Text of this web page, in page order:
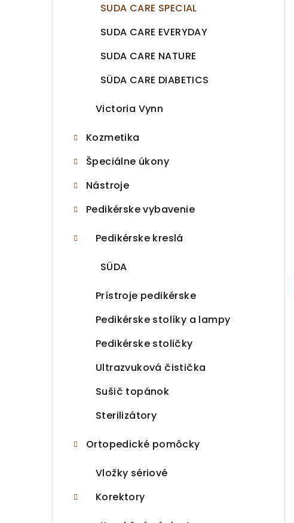
SUDA CARE SPECIAL
SUDA CARE EVERYDAY
SUDA CARE NATURE
SÜDA CARE DIABETICS
Victoria Vynn
Kozmetika
Špeciálne úkony
Nástroje
Pedikérske vybavenie
Pedikérske kreslá
SÜDA
Prístroje pedikérske
Pedikérske stolíky a lampy
Pedikérske stoličky
Ultrazvuková čistička
Sušič topánok
Sterilizátory
Ortopedické pomôcky
Vložky sériové
Korektory